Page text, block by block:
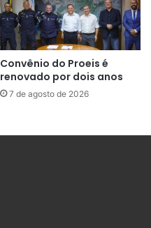
Convênio do Proeis é
renovado por dois anos
7 de agosto de 2026